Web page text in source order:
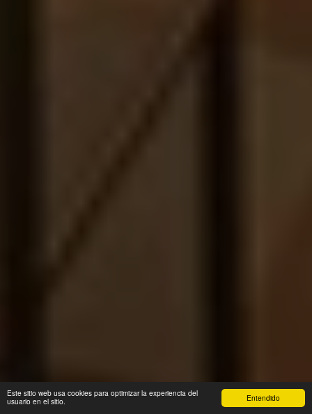
Entendido
Este sitio web usa cookies para optimizar la experiencia del
usuario en el sitio.